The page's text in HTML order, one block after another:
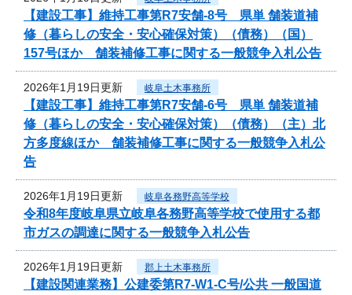
【建設工事】維持工事第R7安舗-8号 県単 舗装道補
修（暮らしの安全・安心確保対策）（債務）（国）
157号ほか 舗装補修工事に関する一般競争入札公告
2026年1月19日更新 岐阜土木事務所
【建設工事】維持工事第R7安舗-6号 県単 舗装道補
修（暮らしの安全・安心確保対策）（債務）（主）北
方多度線ほか 舗装補修工事に関する一般競争入札公
告
2026年1月19日更新 岐阜各務野高等学校
令和8年度岐阜県立岐阜各務野高等学校で使用する都
市ガスの調達に関する一般競争入札公告
2026年1月19日更新 郡上土木事務所
【建設関連業務】公建委第R7-W1-C号/公共 一般国道